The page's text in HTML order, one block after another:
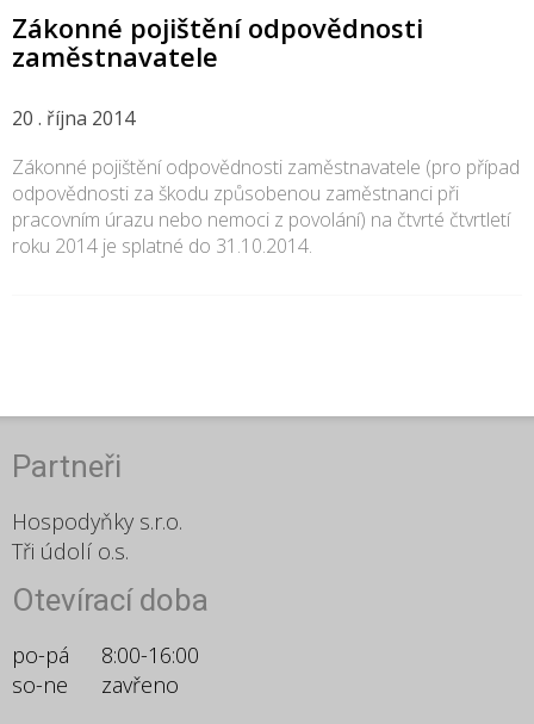
Zákonné pojištění odpovědnosti
zaměstnavatele
20 . října 2014
Zákonné pojištění odpovědnosti zaměstnavatele (pro případ
odpovědnosti za škodu způsobenou zaměstnanci při
pracovním úrazu nebo nemoci z povolání) na čtvrté čtvrtletí
roku 2014 je splatné do 31.10.2014.
Partneři
Hospodyňky s.r.o.
Tři údolí o.s.
Otevírací doba
po-pá
8:00-16:00
so-ne
zavřeno